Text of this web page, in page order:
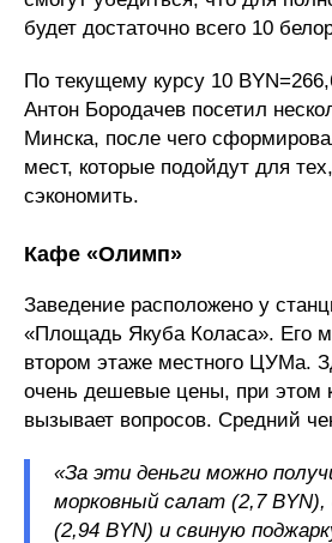
будет достаточно всего 10
По текущему курсу 10
Антон Бородачев посетил
Минска, после чего
мест, которые подойдут для
сэкономить.
Кафе «Олимп»
Заведение расположено у
«Площадь Якуба Коласа». Его
втором этаже местного ЦУМа.
очень дешевые цены, при этом
вызывает вопросов. Средний
«За эти деньги можно
морковный салат (2,7
(2,94 BYN) и свиную